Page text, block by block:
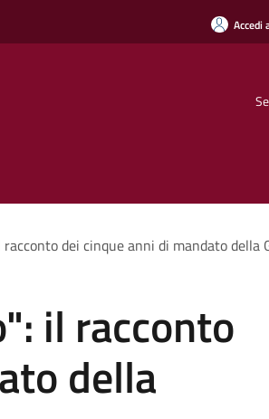
Accedi
dei cinque anni di mandato della
il racconto
della